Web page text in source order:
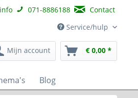
071-8886188
Contact
Service/hulp
Mijn account € 0,00 *
Blog